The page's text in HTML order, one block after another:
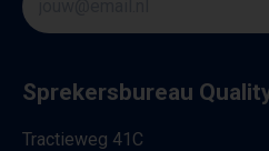
Sprekersbureau
Tractieweg 41C